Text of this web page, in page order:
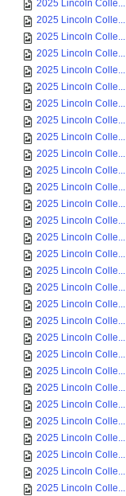
2025 Lincoln Colle...
2025 Lincoln Colle...
2025 Lincoln Colle...
2025 Lincoln Colle...
2025 Lincoln Colle...
2025 Lincoln Colle...
2025 Lincoln Colle...
2025 Lincoln Colle...
2025 Lincoln Colle...
2025 Lincoln Colle...
2025 Lincoln Colle...
2025 Lincoln Colle...
2025 Lincoln Colle...
2025 Lincoln Colle...
2025 Lincoln Colle...
2025 Lincoln Colle...
2025 Lincoln Colle...
2025 Lincoln Colle...
2025 Lincoln Colle...
2025 Lincoln Colle...
2025 Lincoln Colle...
2025 Lincoln Colle...
2025 Lincoln Colle...
2025 Lincoln Colle...
2025 Lincoln Colle...
2025 Lincoln Colle...
2025 Lincoln Colle...
2025 Lincoln Colle...
2025 Lincoln Colle...
2025 Lincoln Colle...